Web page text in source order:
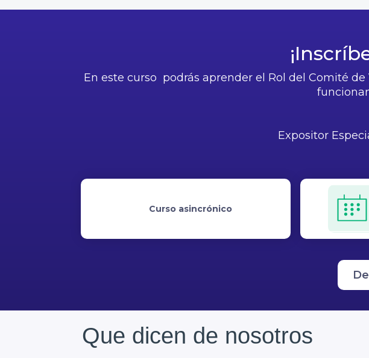
En este curso podrás aprender el Rol del Comité
Expositor
Curso asincrónico
Que dicen de nosotros